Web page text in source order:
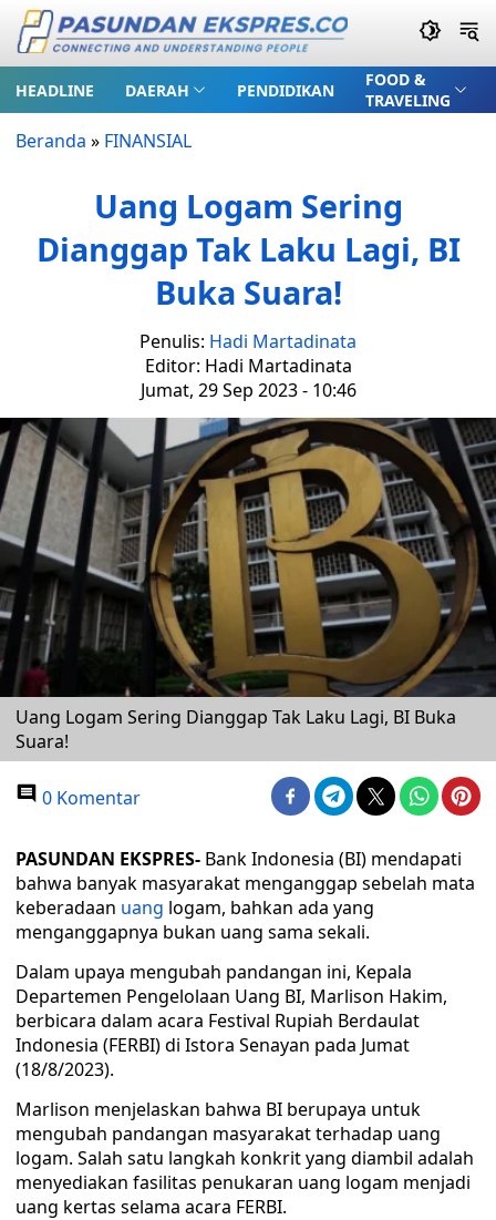
HEADLINE DAERAH PENDIDIKAN
FOOD &
TRAVELING
Beranda » FINANSIAL
Uang Logam Sering
Dianggap Tak Laku Lagi, BI
Buka Suara!
Penulis: Hadi Martadinata
Editor: Hadi Martadinata
Jumat, 29 Sep 2023 - 10:46
Uang Logam Sering Dianggap Tak Laku Lagi, BI Buka
Suara!
0 Komentar
PASUNDAN EKSPRES- Bank Indonesia (BI) mendapati
bahwa banyak masyarakat menganggap sebelah mata
keberadaan uang logam, bahkan ada yang
menganggapnya bukan uang sama sekali.
Dalam upaya mengubah pandangan ini, Kepala
Departemen Pengelolaan Uang BI, Marlison Hakim,
berbicara dalam acara Festival Rupiah Berdaulat
Indonesia (FERBI) di Istora Senayan pada Jumat
(18/8/2023).
Marlison menjelaskan bahwa BI berupaya untuk
mengubah pandangan masyarakat terhadap uang
logam. Salah satu langkah konkrit yang diambil adalah
menyediakan fasilitas penukaran uang logam menjadi
uang kertas selama acara FERBI.